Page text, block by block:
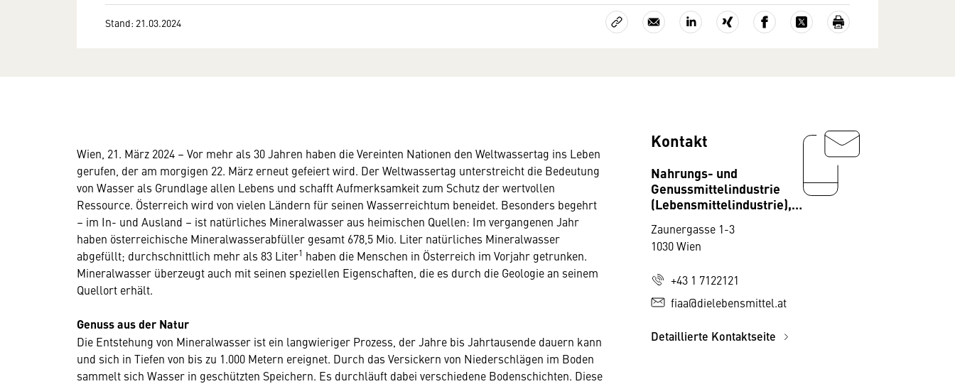
Stand: 21.03.2024
Wien, 21. März 2024 – Vor mehr als 30 Jahren haben die Vereinten Nationen den Weltwassertag ins Leben
gerufen, der am morgigen 22. März erneut gefeiert wird. Der Weltwassertag unterstreicht die Bedeutung
von Wasser als Grundlage allen Lebens und schafft Aufmerksamkeit zum Schutz der wertvollen
Ressource. Österreich wird von vielen Ländern für seinen Wasserreichtum beneidet. Besonders begehrt
– im In- und Ausland – ist natürliches Mineralwasser aus heimischen Quellen: Im vergangenen Jahr
haben österreichische Mineralwasserabfüller gesamt 678,5 Mio. Liter natürliches Mineralwasser
abgefüllt; durchschnittlich mehr als 83 Liter1 haben die Menschen in Österreich im Vorjahr getrunken.
Mineralwasser überzeugt auch mit seinen speziellen Eigenschaften, die es durch die Geologie an seinem
Quellort erhält.
Genuss aus der Natur
Die Entstehung von Mineralwasser ist ein langwieriger Prozess, der Jahre bis Jahrtausende dauern kann
und sich in Tiefen von bis zu 1.000 Metern ereignet. Durch das Versickern von Niederschlägen im Boden
sammelt sich Wasser in geschützten Speichern. Es durchläuft dabei verschiedene Bodenschichten. Diese
Kontakt
Nahrungs- und
Genussmittelindustrie
(Lebensmittelindustrie),
Zaunergasse 1-3
1030 Wien
+43 1 7122121
fiaa@dielebensmittel.at
Detaillierte Kontaktseite